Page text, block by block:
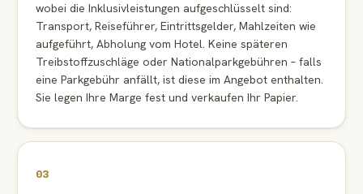
wobei die Inklusivleistungen aufgeschlüsselt sind:
Transport, Reiseführer, Eintrittsgelder, Mahlzeiten wie
aufgeführt, Abholung vom Hotel. Keine späteren
Treibstoffzuschläge oder Nationalparkgebühren – falls
eine Parkgebühr anfällt, ist diese im Angebot enthalten.
Sie legen Ihre Marge fest und verkaufen Ihr Papier.
03